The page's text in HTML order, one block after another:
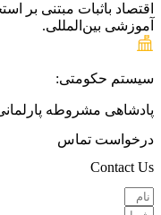
اقتصاد باثبات مبتنی بر
آموزشی بین‌المللی.
سیستم حکومتی:
پادشاهی مشروطه
درخواست تماس
Contact Us